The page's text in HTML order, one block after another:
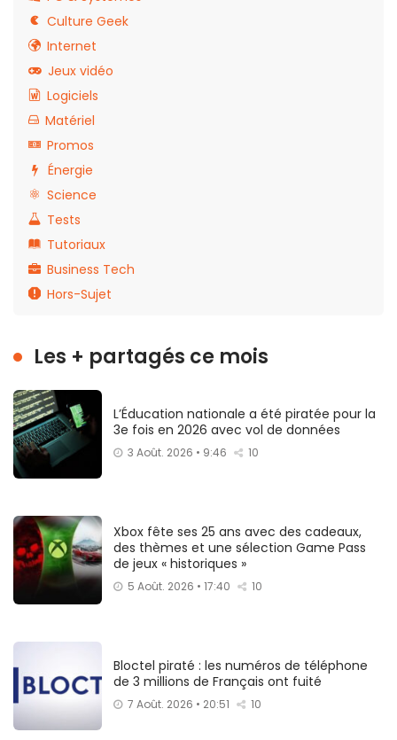
Culture Geek
Internet
Jeux vidéo
Logiciels
Matériel
Promos
Énergie
Science
Tests
Tutoriaux
Business Tech
Hors-Sujet
Les + partagés ce mois
L’Éducation nationale a été piratée pour la
3e fois en 2026 avec vol de données
3 Août. 2026 • 9:46 10
Xbox fête ses 25 ans avec des cadeaux,
des thèmes et une sélection Game Pass
de jeux « historiques »
5 Août. 2026 • 17:40 10
Bloctel piraté : les numéros de téléphone
de 3 millions de Français ont fuité
7 Août. 2026 • 20:51 10